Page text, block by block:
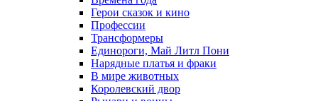
Герои сказок и кино
Профессии
Трансформеры
Единороги, Май Литл Пони
Нарядные платья и фраки
В мире животных
Королевский двор